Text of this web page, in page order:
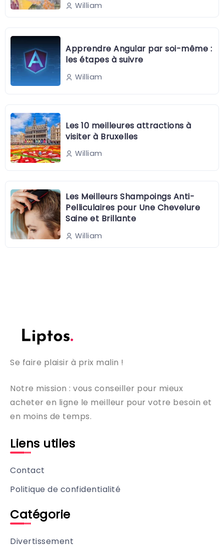
William
Apprendre Angular par soi-même :
les étapes à suivre
William
Les 10 meilleures attractions à
visiter à Bruxelles
William
Les Meilleurs Shampoings Anti-
Pelliculaires pour Une Chevelure
Saine et Brillante
William
Se faire plaisir à prix malin !
Notre mission : vous conseiller pour mieux
acheter en ligne le meilleur pour votre besoin et
en moins de temps.
Liens utiles
Contact
Politique de confidentialité
Catégorie
Divertissement